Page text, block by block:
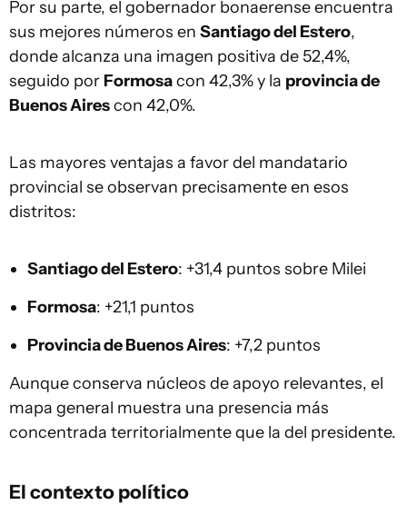
Por su parte, el gobernador bonaerense encuentra
sus mejores números en Santiago del Estero,
donde alcanza una imagen positiva de 52,4%,
seguido por Formosacon 42,3% y la provincia de
Buenos Airescon 42,0%.
Las mayores ventajas a favor del mandatario
provincial se observan precisamente en esos
distritos:
Santiago del Estero: +31,4 puntos sobre Milei
Formosa: +21,1 puntos
Provincia de Buenos Aires: +7,2 puntos
Aunque conserva núcleos de apoyo relevantes, el
mapa general muestra una presencia más
concentrada territorialmente que la del presidente.
El contexto político